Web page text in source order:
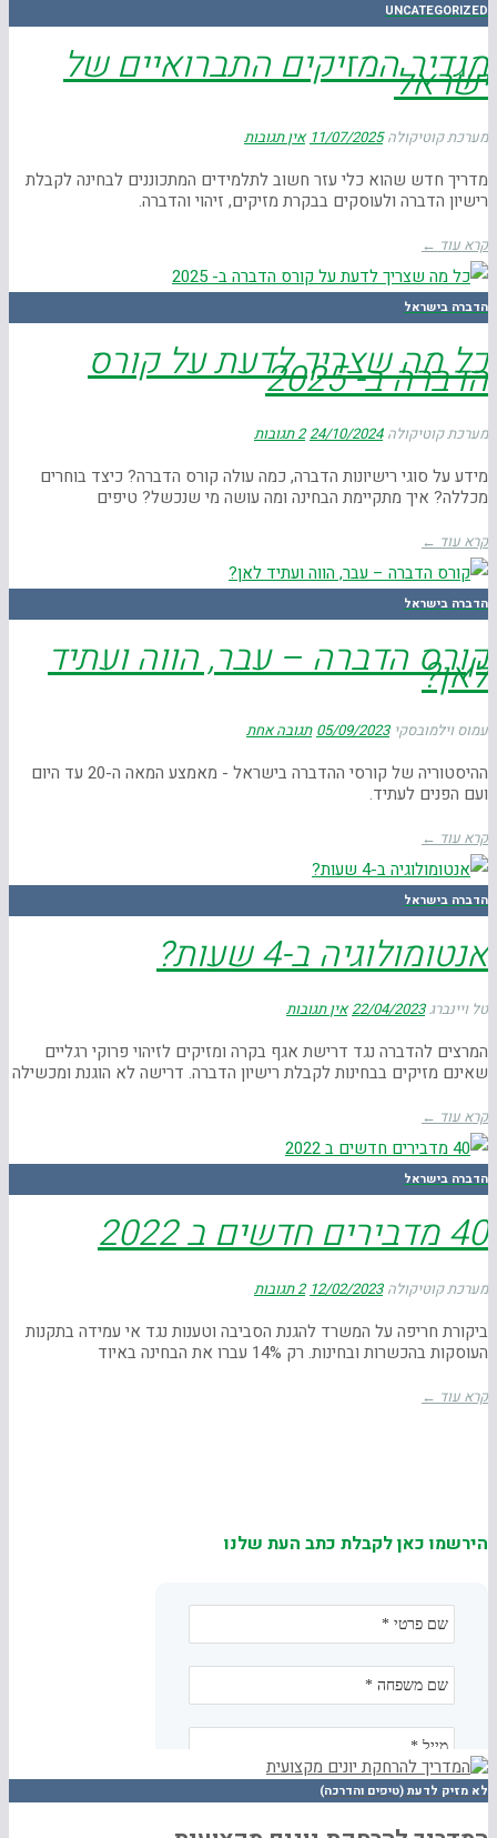
UNCATEGORIZED
מגדיר המזיקים התברואיים של
ישראל
מערכת קוטיקולה 11/07/2025 אין תגובות
מדריך חדש שהוא כלי עזר חשוב לתלמידים המתכוננים לבחינה לקבלת
רישיון הדברה ולעוסקים בבקרת מזיקים, זיהוי והדברה.
קרא עוד ←
הדברה בישראל
כל מה שצריך לדעת על קורס
הדברה ב- 2025
מערכת קוטיקולה 24/10/2024 2 תגובות
מידע על סוגי רישיונות הדברה, כמה עולה קורס הדברה? כיצד בוחרים
מכללה? איך מתקיימת הבחינה ומה עושה מי שנכשל? טיפים
קרא עוד ←
הדברה בישראל
קורס הדברה – עבר, הווה ועתיד
לאן?
עמוס וילמובסקי 05/09/2023 תגובה אחת
ההיסטוריה של קורסי ההדברה בישראל - מאמצע המאה ה-20 עד היום
ועם הפנים לעתיד.
קרא עוד ←
הדברה בישראל
אנטומולוגיה ב-4 שעות?
טל ויינברג 22/04/2023 אין תגובות
המרצים להדברה נגד דרישת אגף בקרה ומזיקים לזיהוי פרוקי רגליים
שאינם מזיקים בבחינות לקבלת רישיון הדברה. דרישה לא הוגנת ומכשילה
קרא עוד ←
הדברה בישראל
40 מדבירים חדשים ב 2022
מערכת קוטיקולה 12/02/2023 2 תגובות
ביקורת חריפה על המשרד להגנת הסביבה וטענות נגד אי עמידה בתקנות
העוסקות בהכשרות ובחינות. רק 14% עברו את הבחינה באיוד
קרא עוד ←
הירשמו כאן לקבלת כתב העת שלנו
לא מזיק לדעת (טיפים והדרכה)